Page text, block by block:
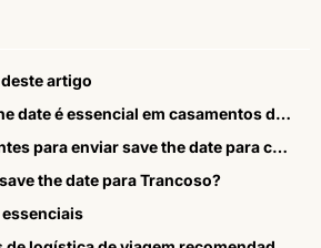
artigo
Por que o save the date é essencial em casamentos de destino em Trancoso
Quanto tempo antes para enviar save the date para casamento em Trancoso?
the date para Trancoso?